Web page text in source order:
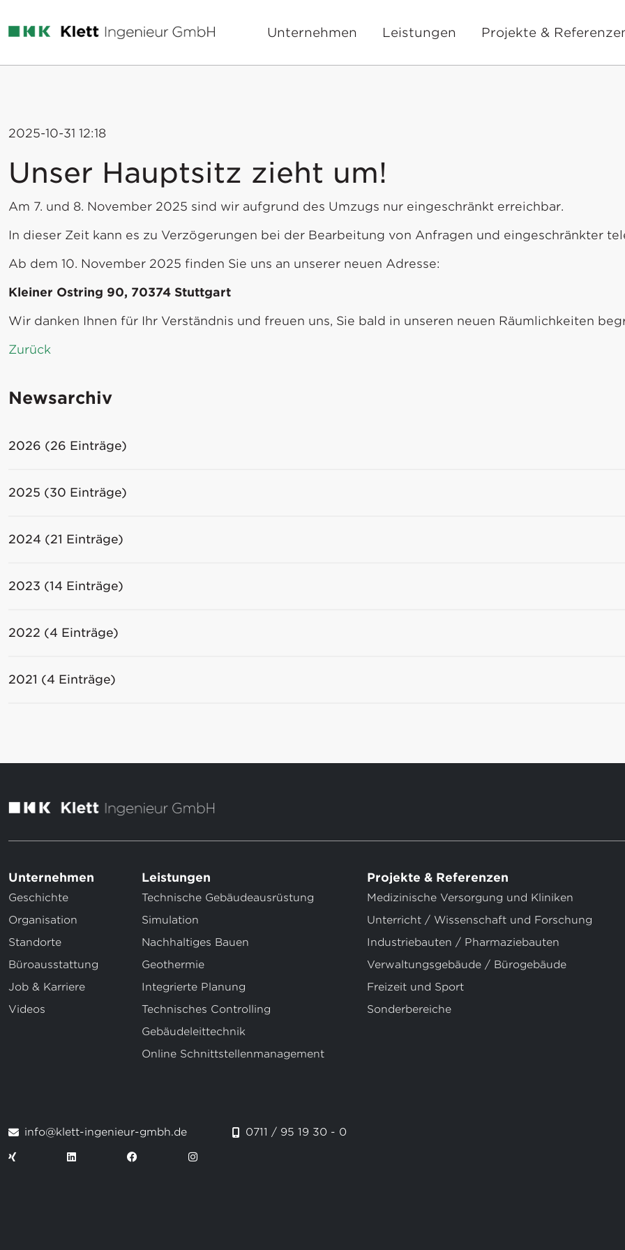
Unternehmen Leistungen Projekte &
2025-10-31 12:18
Unser Hauptsitz zieht um!
Am 7. und 8. November 2025 sind wir aufgrund des Umzugs nur eingeschränkt erreichbar.
In dieser Zeit kann es zu Verzögerungen bei der Bearbeitung von Anfragen und eingeschränkter
Ab dem 10. November 2025 finden Sie uns an unserer neuen Adresse:
Kleiner Ostring 90, 70374 Stuttgart
Wir danken Ihnen für Ihr Verständnis und freuen uns, Sie bald in unseren neuen Räumlichkeiten
Zurück
Newsarchiv
2026 (26 Einträge)
2025 (30 Einträge)
2024 (21 Einträge)
2023 (14 Einträge)
2022 (4 Einträge)
2021 (4 Einträge)
Unternehmen
Geschichte
Organisation
Standorte
Büroausstattung
Job & Karriere
Videos
Leistungen
Technische Gebäudeausrüstung
Simulation
Nachhaltiges Bauen
Geothermie
Integrierte Planung
Technisches Controlling
Gebäudeleittechnik
Online Schnittstellenmanagement
Projekte & Referenzen
Medizinische Versorgung und Kliniken
Unterricht / Wissenschaft und Forschung
Industriebauten / Pharmaziebauten
Verwaltungsgebäude / Bürogebäude
Freizeit und Sport
Sonderbereiche
info@klett-ingenieur-gmbh.de 0711 / 95 19 30 - 0